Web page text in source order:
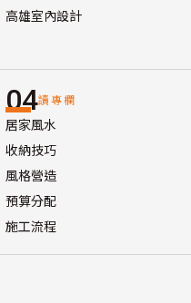
高雄室內設計
04讀專欄
居家風水
收納技巧
風格營造
預算分配
施工流程